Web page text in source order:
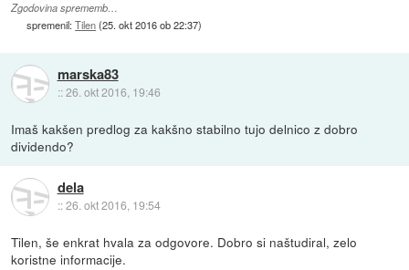
Zgodovina sprememb…
spremenil:Tilen(25. okt 2016 ob 22:37)
marska83
::26. okt 2016, 19:46
Imaš kakšen predlog za kakšno stabilno tujo delnico z dobro
dividendo?
dela
::26. okt 2016, 19:54
Tilen, še enkrat hvala za odgovore. Dobro si naštudiral, zelo
koristne informacije.